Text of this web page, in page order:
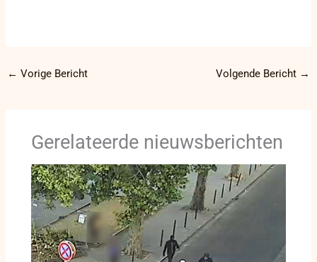
← Vorige Bericht Volgende Bericht →
Gerelateerde nieuwsberichten